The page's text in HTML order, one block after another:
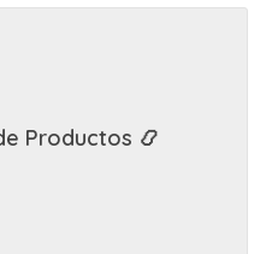
Productos 📿